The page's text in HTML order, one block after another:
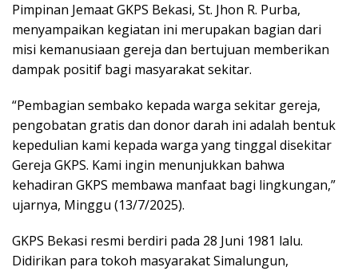
Pimpinan Jemaat GKPS Bekasi, St. Jhon R. Purba,
menyampaikan kegiatan ini merupakan bagian dari
misi kemanusiaan gereja dan bertujuan memberikan
dampak positif bagi masyarakat sekitar.
“Pembagian sembako kepada warga sekitar gereja,
pengobatan gratis dan donor darah ini adalah bentuk
kepedulian kami kepada warga yang tinggal disekitar
Gereja GKPS. Kami ingin menunjukkan bahwa
kehadiran GKPS membawa manfaat bagi lingkungan,”
ujarnya, Minggu (13/7/2025).
GKPS Bekasi resmi berdiri pada 28 Juni 1981 lalu.
Didirikan para tokoh masyarakat Simalungun,